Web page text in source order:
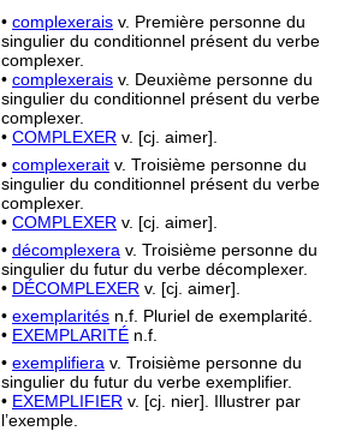
• complexerais v. Première personne du
singulier du conditionnel présent du verbe
complexer.
• complexerais v. Deuxième personne du
singulier du conditionnel présent du verbe
complexer.
• COMPLEXER v. [cj. aimer].
• complexerait v. Troisième personne du
singulier du conditionnel présent du verbe
complexer.
• COMPLEXER v. [cj. aimer].
• décomplexera v. Troisième personne du
singulier du futur du verbe décomplexer.
• DÉCOMPLEXER v. [cj. aimer].
• exemplarités n.f. Pluriel de exemplarité.
• EXEMPLARITÉ n.f.
• exemplifiera v. Troisième personne du
singulier du futur du verbe exemplifier.
• EXEMPLIFIER v. [cj. nier]. Illustrer par
l’exemple.